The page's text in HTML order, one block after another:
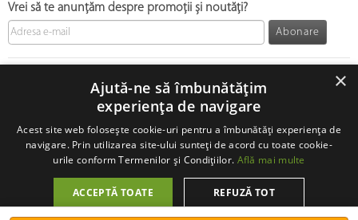
Vrei să te anunțăm despre promoții și noutăți?
Abonare
×
Ajută-ne să îmbunătățim
experiența de navigare
Acest site web folosește cookie-uri pentru a îmbunătăți experiența de
navigare. Prin utilizarea site-ului sunteți de acord cu toate cookie-
urile conform Termenilor și Condițiilor. Află mai multe
ACCEPTĂ TOATE REFUZĂ TOT